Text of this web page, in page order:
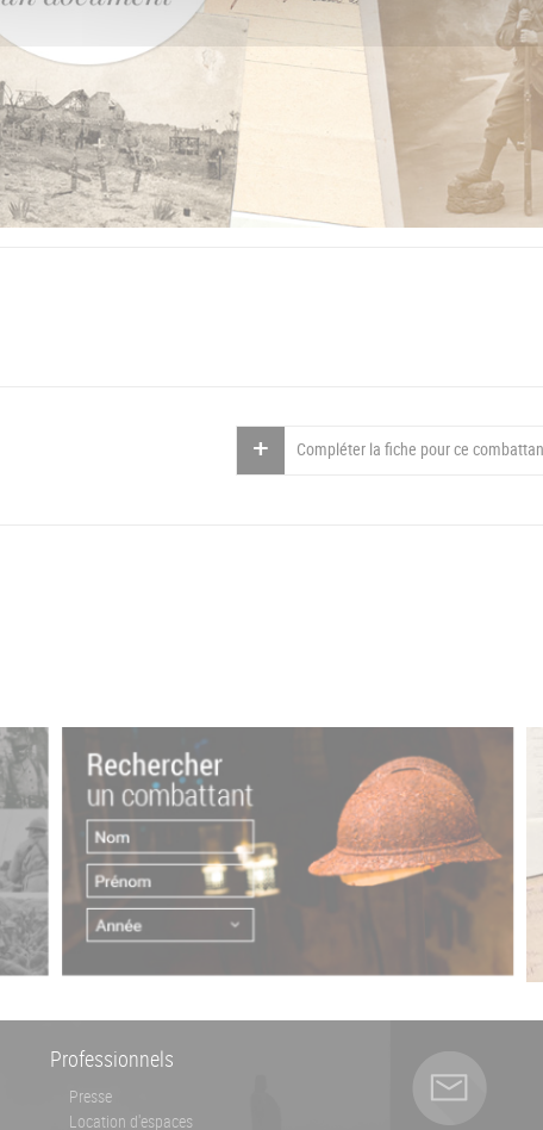
Compléter la fiche pour ce
Professionnels
Presse
Location d'espaces